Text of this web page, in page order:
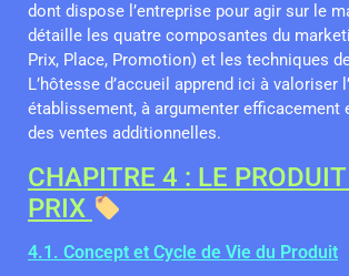
dont dispose l’entreprise pour agir sur le
détaille les quatre composantes du
Prix, Place, Promotion) et les techniques
L’hôtesse d’accueil apprend ici à valoriser
établissement, à argumenter efficacement
des ventes additionnelles.
CHAPITRE 4 : LE
PRIX
4.1. Concept et Cycle de Vie du Produit